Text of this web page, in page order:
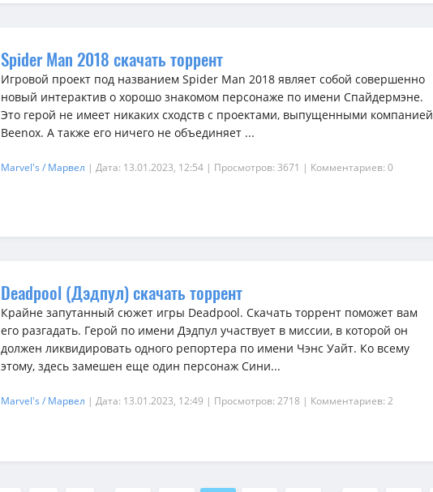
Spider Man 2018 скачать торрент
Игровой проект под названием Spider Man 2018 являет собой совершенно
новый интерактив о хорошо знакомом персонаже по имени Спайдермэне.
Это герой не имеет никаких сходств с проектами, выпущенными компанией
Beenox. А также его ничего не объединяет ...
Marvel's / Марвел | Дата: 13.01.2023, 12:54 | Просмотров: 3671 | Комментариев: 0
Deadpool (Дэдпул) скачать торрент
Крайне запутанный сюжет игры Deadpool. Скачать торрент поможет вам
его разгадать. Герой по имени Дэдпул участвует в миссии, в которой он
должен ликвидировать одного репортера по имени Чэнс Уайт. Ко всему
этому, здесь замешен еще один персонаж Сини...
Marvel's / Марвел | Дата: 13.01.2023, 12:49 | Просмотров: 2718 | Комментариев: 2